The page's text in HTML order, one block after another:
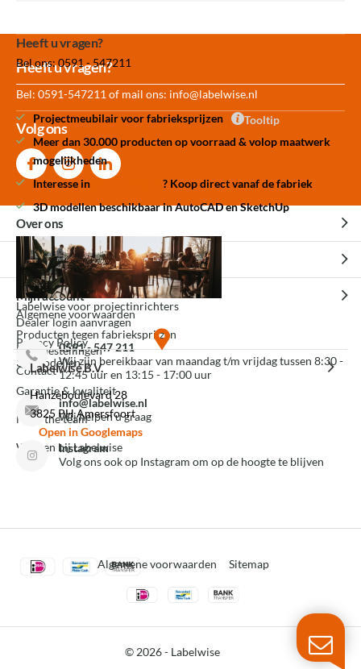
Heeft u vragen?
Bel ons: 0591 - 547211
Projectmeubilair voor fabrieksprijzen
Tooltip
Meer dan 30.000 producten op voorraad & volop maatwerk
mogelijkheden
Interesse in
betere prijzen ? Koop direct vanaf de fabriek
3D modellen beschikbaar in AutoCAD en SketchUp
Meer dan 30.000
producten op voorraad
Center Amersfoort
eigen fabriek
Heeft u vragen?
Bel: 0591-547211 of mail ons: info@labelwise.nl
Volg ons
Over ons
Over ons
Experience Center Amersfoort
Labelwise voor projectinrichters
Producten tegen fabrieksprijzen
3D modellen
Garantie & kwaliteit
Meet the team
Werken bij Labelwise
Klantenservice
Veelgestelde vragen
Algemene voorwaarden
Privacy Policy
Contact
Mijn account
Dealer login aanvragen
Mijn bestellingen
0591 - 547 211
Wij zijn bereikbaar van maandag t/m vrijdag tussen 8:30 -
12:45 uur en 13:15 - 17:00 uur
info@labelwise.nl
Wij helpen u graag
Instagram
Volg ons ook op Instagram om op de hoogte te blijven
Labelwise B.V.
Hanzeboulevard 28
3825 PH Amersfoort
Open in Googlemaps
© 2026 - Labelwise
Algemene voorwaarden Sitemap